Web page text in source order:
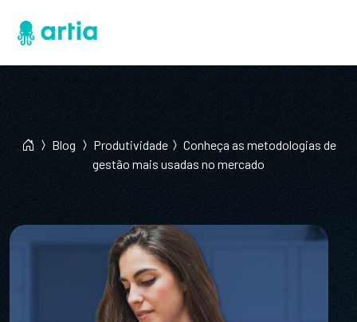
Blog Produtividade
Conheça as metodologias de
gestão mais usadas no mercado